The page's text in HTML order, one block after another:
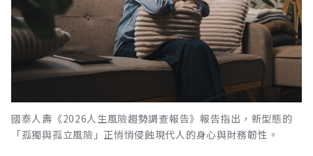
國泰人壽《2026人生風險趨勢調查報告》報告指出，新型態的
「孤獨與孤立風險」正悄悄侵蝕現代人的身心與財務韌性。